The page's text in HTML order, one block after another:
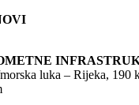
luka – Rijeka, 190